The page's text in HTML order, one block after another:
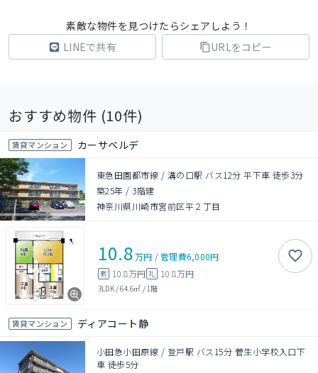
素敵な物件を見つけたらシェアしよう！
LINEで共有
URLをコピー
おすすめ物件 (10件)
賃貸マンション カーサベルデ
東急田園都市線 / 溝の口駅 バス12分 平下車 徒歩3分
築25年 / 3階建
神奈川県川崎市宮前区平２丁目
10.8万円 /管理費6,000円
敷 10.8万円 礼 10.8万円
3LDK/64.6㎡ / 1階
賃貸マンション ディアコート静
小田急小田原線 / 登戸駅 バス15分 菅生小学校入口下
車 徒歩5分